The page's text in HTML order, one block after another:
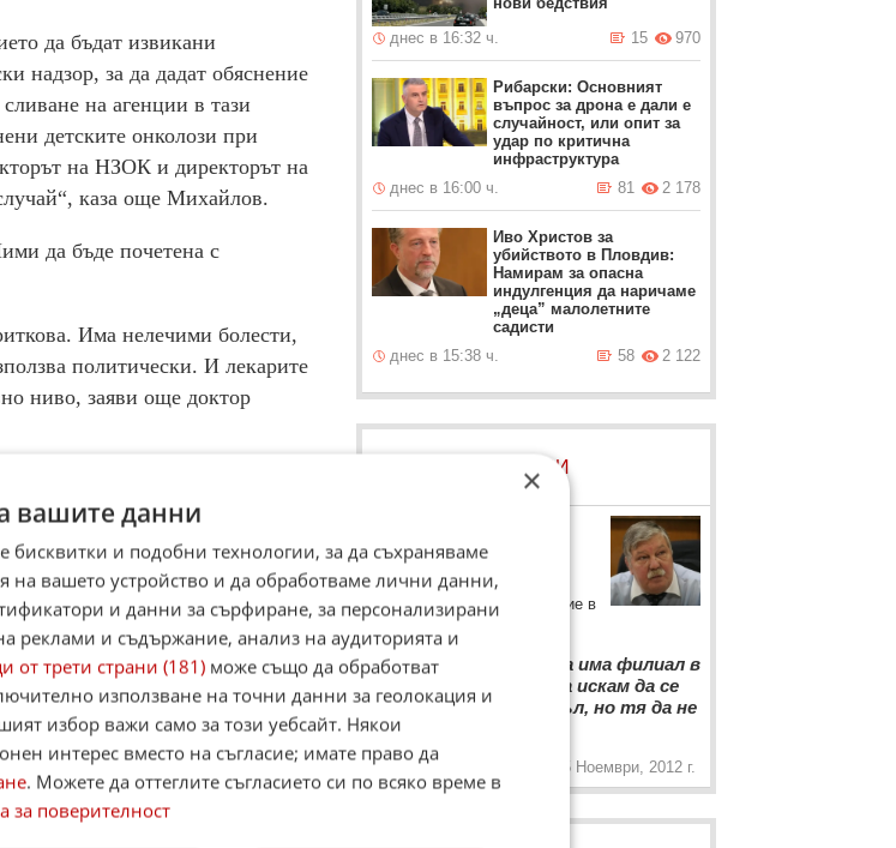
да бъдат извикани
надзор, за да дадат обяснение
на агенции в тази
детските онколози при
на НЗОК и директорът на
каза още Михайлов.
да бъде почетена с
Има нелечими болести,
политически. И лекарите
ниво, заяви още доктор
от левкемия.
зловещото заболяване се
днес в 16:32 ч.
970
15
Рибарски: Основният
въпрос за дрона е дали е
случайност, или опит за
удар по критична
инфраструктура
днес в 16:00 ч.
2 178
81
Иво Христов за
убийството в Пловдив:
Намирам за опасна
индулгенция да наричаме
„деца” малолетните
садисти
днес в 15:38 ч.
2 122
58
ЛОВЦИ НА БИСЕРИ
По повод искането на
общинския съвет в Девин
ВМА да има свое поделение в
родопския град.
“ "Военна болница да има филиал в
Девин е все едно аз да искам да се
оженя за Наоми Кембъл, но тя да не
знае.
15 Ноември, 2012 г.
×
вашите данни
и подобни технологии, за да съхраняваме
вашето устройство и да обработваме лични данни,
и данни за сърфиране, за персонализирани
реклами и съдържание, анализ на аудиторията и
от трети страни (181) може също да обработват
използване на точни данни за геолокация и
избор важи само за този уебсайт. Някои
интерес вместо на съгласие; имате право да
. Можете да оттеглите съгласието си по всяко време в
за поверителност